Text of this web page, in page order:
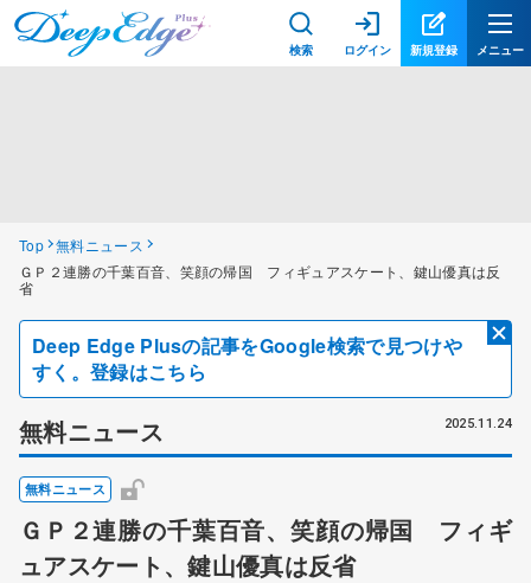
検索 ログイン 新規登録 メニュー
Top 無料ニュース
ＧＰ２連勝の千葉百音、笑顔の帰国 フィギュアスケート、鍵山優真は反
省
Deep Edge Plusの記事をGoogle検索で見つけや
すく。登録はこちら
無料ニュース 2025.11.24
無料ニュース
ＧＰ２連勝の千葉百音、笑顔の帰国 フィギ
ュアスケート、鍵山優真は反省